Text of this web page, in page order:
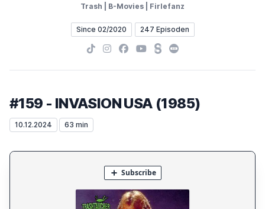
Trash | B-Movies | Firlefanz
Since 02/2020 247 Episoden
TikTokInstagram
Facebook
YouTube
SteadyLetterboxd
#159 - INVASION USA (1985)
10.12.2024 63 min